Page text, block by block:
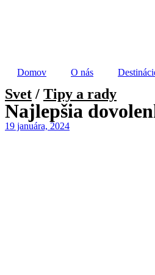
Domov O nás
Svet / Tipy a rady
Najlepšia
19 januára, 2024